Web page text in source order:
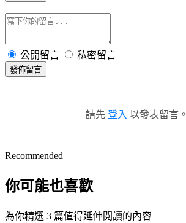
公開留言 私密留言
發佈留言
請先 登入 以發表留言。
Recommended
你可能也喜歡
為你精選 3 篇值得延伸閱讀的內容